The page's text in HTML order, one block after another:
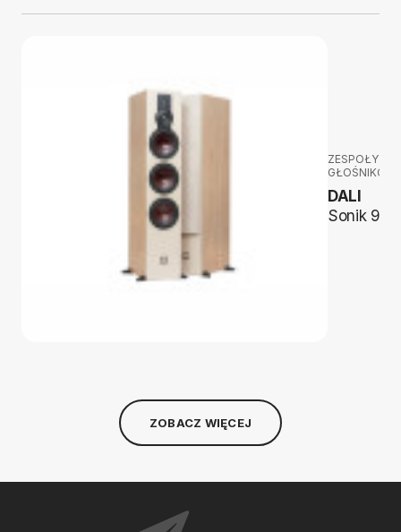
ZESPOŁY
DALI
Sonik 9
ZOBACZ WIĘCEJ